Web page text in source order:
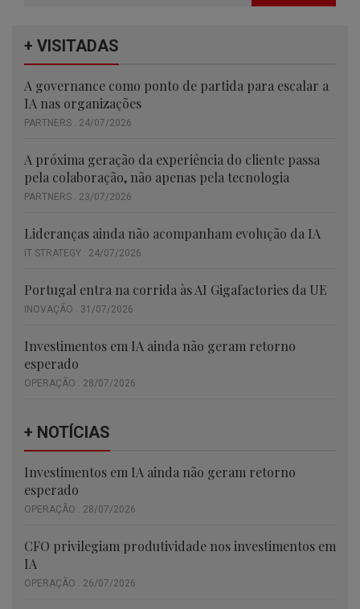
+ VISITADAS
A governance como ponto de partida para escalar a
IA nas organizações
PARTNERS . 24/07/2026
A próxima geração da experiência do cliente passa
pela colaboração, não apenas pela tecnologia
PARTNERS . 23/07/2026
Lideranças ainda não acompanham evolução da IA
IT STRATEGY . 24/07/2026
Portugal entra na corrida às AI Gigafactories da UE
INOVAÇÃO . 31/07/2026
Investimentos em IA ainda não geram retorno
esperado
OPERAÇÃO . 28/07/2026
+ NOTÍCIAS
Investimentos em IA ainda não geram retorno
esperado
OPERAÇÃO . 28/07/2026
CFO privilegiam produtividade nos investimentos em
IA
OPERAÇÃO . 26/07/2026